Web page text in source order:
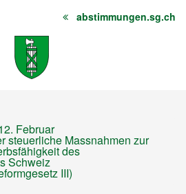
Startseite
Sitemap abstimmungen.sg.ch
Februar
steuerliche Massnahmen zur
des
Schweiz
III)